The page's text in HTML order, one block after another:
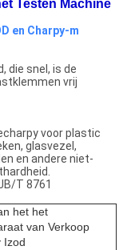
Testen Machine
en Charpy-m
die snel, is de
vrij
voor plastic
glasvezel,
en andere niet-
T 8761
het het
van Verkoop
Izod